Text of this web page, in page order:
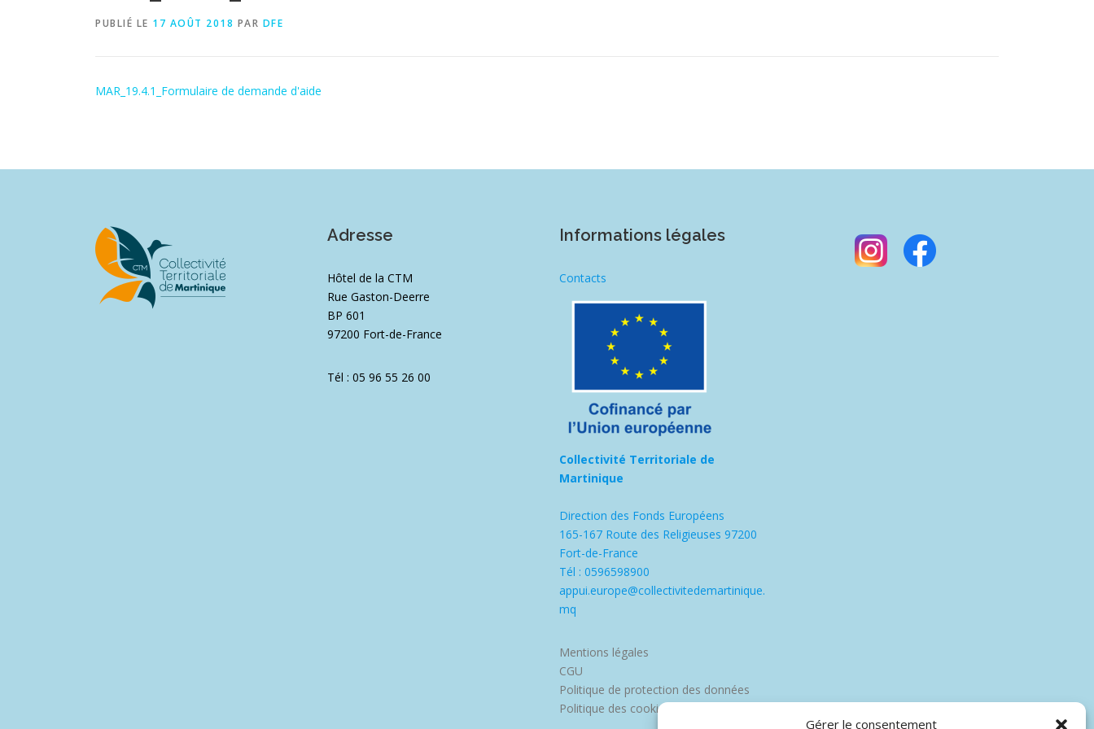
Gérer le consentement
PUBLIÉ LE 17 AOÛT 2018 PAR DFE
MAR_19.4.1_Formulaire de demande d'aide
Adresse
Hôtel de la CTM
Rue Gaston-Defferre
BP 601
97200 Fort-de-France
Tél : 05 96 55 26 00
Informations légales
Contacts
Collectivité Territoriale de
Martinique
Direction des Fonds Européens
165-167 Route des Religieuses 97200
Fort-de-France
Tél : 0596598900
appui.europe@collectivitedemartinique.
mq
Mentions légales
CGU
Politique de protection des données
Politique des cookies